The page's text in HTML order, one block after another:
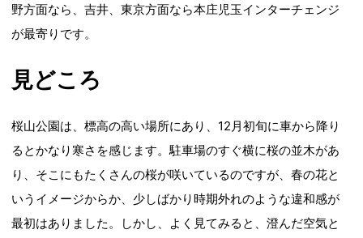
野方面なら、吉井、東京方面なら本庄児玉インターチェンジ
が最寄りです。
見どころ
桜山公園は、標高の高い場所にあり、12月初旬に車から降り
るとかなり寒さを感じます。駐車場のすぐ横に桜の並木があ
り、そこにもたくさんの桜が咲いているのですが、春の花と
いうイメージからか、少しばかり時期外れのような違和感が
最初はありました。しかし、よく見てみると、澄んだ空気と